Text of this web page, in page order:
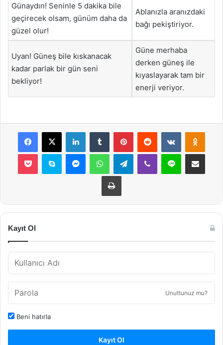
Günaydın! Seninle 5 dakika bile
geçirecek olsam, günüm daha da
güzel olur!
Ablanızla aranızdaki
bağı pekiştiriyor.
Uyan! Güneş bile kıskanacak
kadar parlak bir gün seni
bekliyor!
Güne merhaba
derken güneş ile
kıyaslayarak tam bir
enerji veriyor.
Facebook
X LinkedInTumblr PinterestReddit VKontakte
Pocket Skype MessengerWhatsAppTelegramViber Line E-Posta ile
Yazdır
Kayıt Ol
Unuttunuz mu?
Beni hatırla
Kayıt Ol